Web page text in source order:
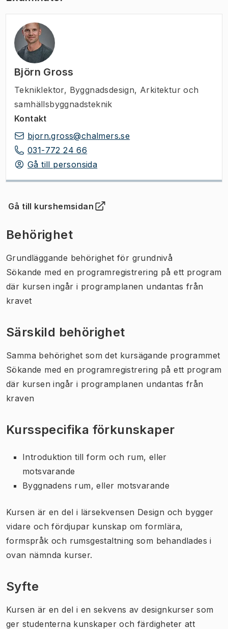
Björn Gross
Tekniklektor, Byggnadsdesign, Arkitektur och
samhällsbyggnadsteknik
Kontakt
bjorn.gross@chalmers.se
031-772 24 66
Gå till personsida
Gå till kurshemsidan
(Öppnas i ny flik)
Behörighet
Grundläggande behörighet för grundnivå
Sökande med en programregistrering på ett program
där kursen ingår i programplanen undantas från
kravet
Särskild behörighet
Samma behörighet som det kursägande programmet
Sökande med en programregistrering på ett program
där kursen ingår i programplanen undantas från
kraven
Kursspecifika förkunskaper
Introduktion till form och rum, eller
motsvarande
Byggnadens rum, eller motsvarande
Kursen är en del i lärsekvensen Design och bygger
vidare och fördjupar kunskap om formlära,
formspråk och rumsgestaltning som behandlades i
ovan nämnda kurser.
Syfte
Kursen är en del i en sekvens av designkurser som
ger studenterna kunskaper och färdigheter att